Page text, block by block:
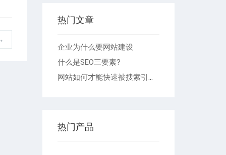
热门文章
企业为什么要网站建设
什么是SEO三要素?
网站如何才能快速被搜索引擎收录
热门产品